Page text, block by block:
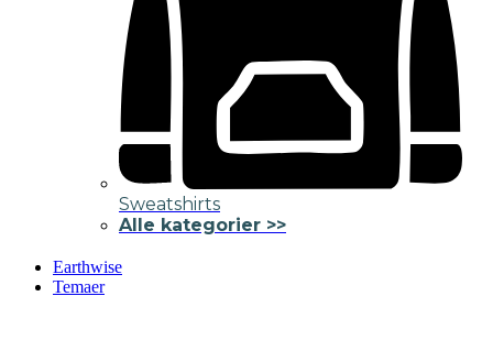
Sweatshirts
Alle kategorier >>
Earthwise
Temaer